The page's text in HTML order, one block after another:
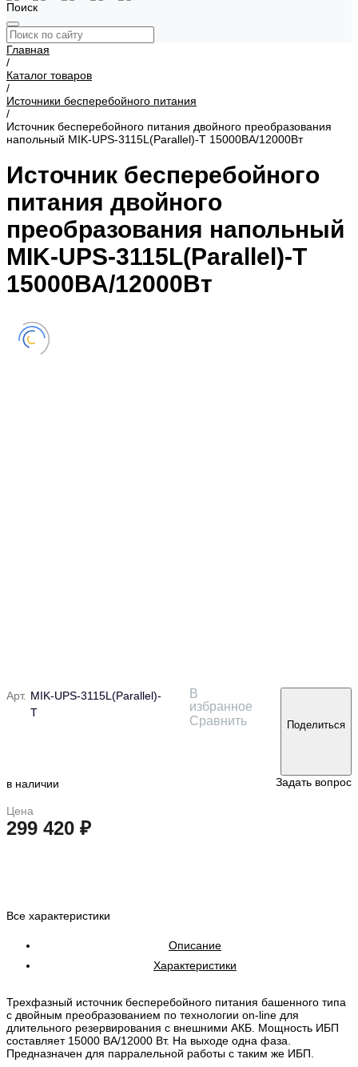
Поиск
Главная
/
Каталог товаров
/
Источники бесперебойного питания
/
Источник бесперебойного питания двойного преобразования
напольный MIK-UPS-3115L(Parallel)-T 15000ВА/12000Вт
Источник бесперебойного
питания двойного
преобразования напольный
MIK-UPS-3115L(Parallel)-T
15000ВА/12000Вт
Арт. MIK-UPS-3115L(Parallel)-
T
В
избранное
Сравнить
Поделиться
в наличии Задать вопрос
Цена
299 420 ₽
Все характеристики
Описание
Характеристики
Трехфазный источник бесперебойного питания башенного типа
с двойным преобразованием по технологии on-line для
длительного резервирования с внешними АКБ. Мощность ИБП
составляет 15000 ВА/12000 Вт. На выходе одна фаза.
Предназначен для парралельной работы с таким же ИБП.